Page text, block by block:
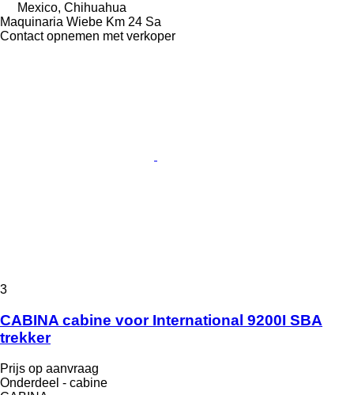
Mexico, Chihuahua
Maquinaria Wiebe Km 24 Sa
Contact opnemen met verkoper
3
CABINA cabine voor International 9200I SBA
trekker
Prijs op aanvraag
Onderdeel - cabine